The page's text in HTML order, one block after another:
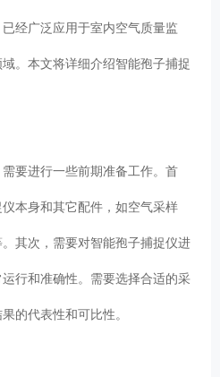
经广泛应用于室内空气质量监
。本文将详细介绍智能孢子捕捉
要进行一些前期准备工作。首
本身和其它配件，如空气采样
其次，需要对智能孢子捕捉仪进
行和准确性。需要选择合适的采
的代表性和可比性。